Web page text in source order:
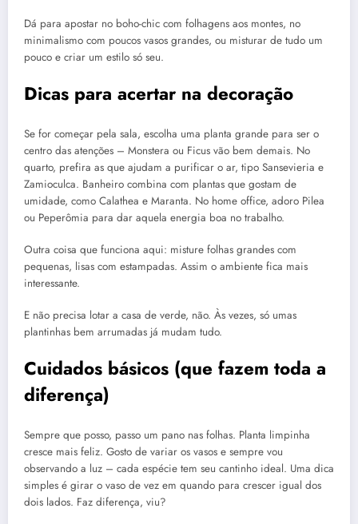
Dá para apostar no boho-chic com folhagens aos montes, no
minimalismo com poucos vasos grandes, ou misturar de tudo um
pouco e criar um estilo só seu.
Dicas para acertar na decoração
Se for começar pela sala, escolha uma planta grande para ser o
centro das atenções – Monstera ou Ficus vão bem demais. No
quarto, prefira as que ajudam a purificar o ar, tipo Sansevieria e
Zamioculca. Banheiro combina com plantas que gostam de
umidade, como Calathea e Maranta. No home office, adoro Pilea
ou Peperômia para dar aquela energia boa no trabalho.
Outra coisa que funciona aqui: misture folhas grandes com
pequenas, lisas com estampadas. Assim o ambiente fica mais
interessante.
E não precisa lotar a casa de verde, não. Às vezes, só umas
plantinhas bem arrumadas já mudam tudo.
Cuidados básicos (que fazem toda a
diferença)
Sempre que posso, passo um pano nas folhas. Planta limpinha
cresce mais feliz. Gosto de variar os vasos e sempre vou
observando a luz – cada espécie tem seu cantinho ideal. Uma dica
simples é girar o vaso de vez em quando para crescer igual dos
dois lados. Faz diferença, viu?